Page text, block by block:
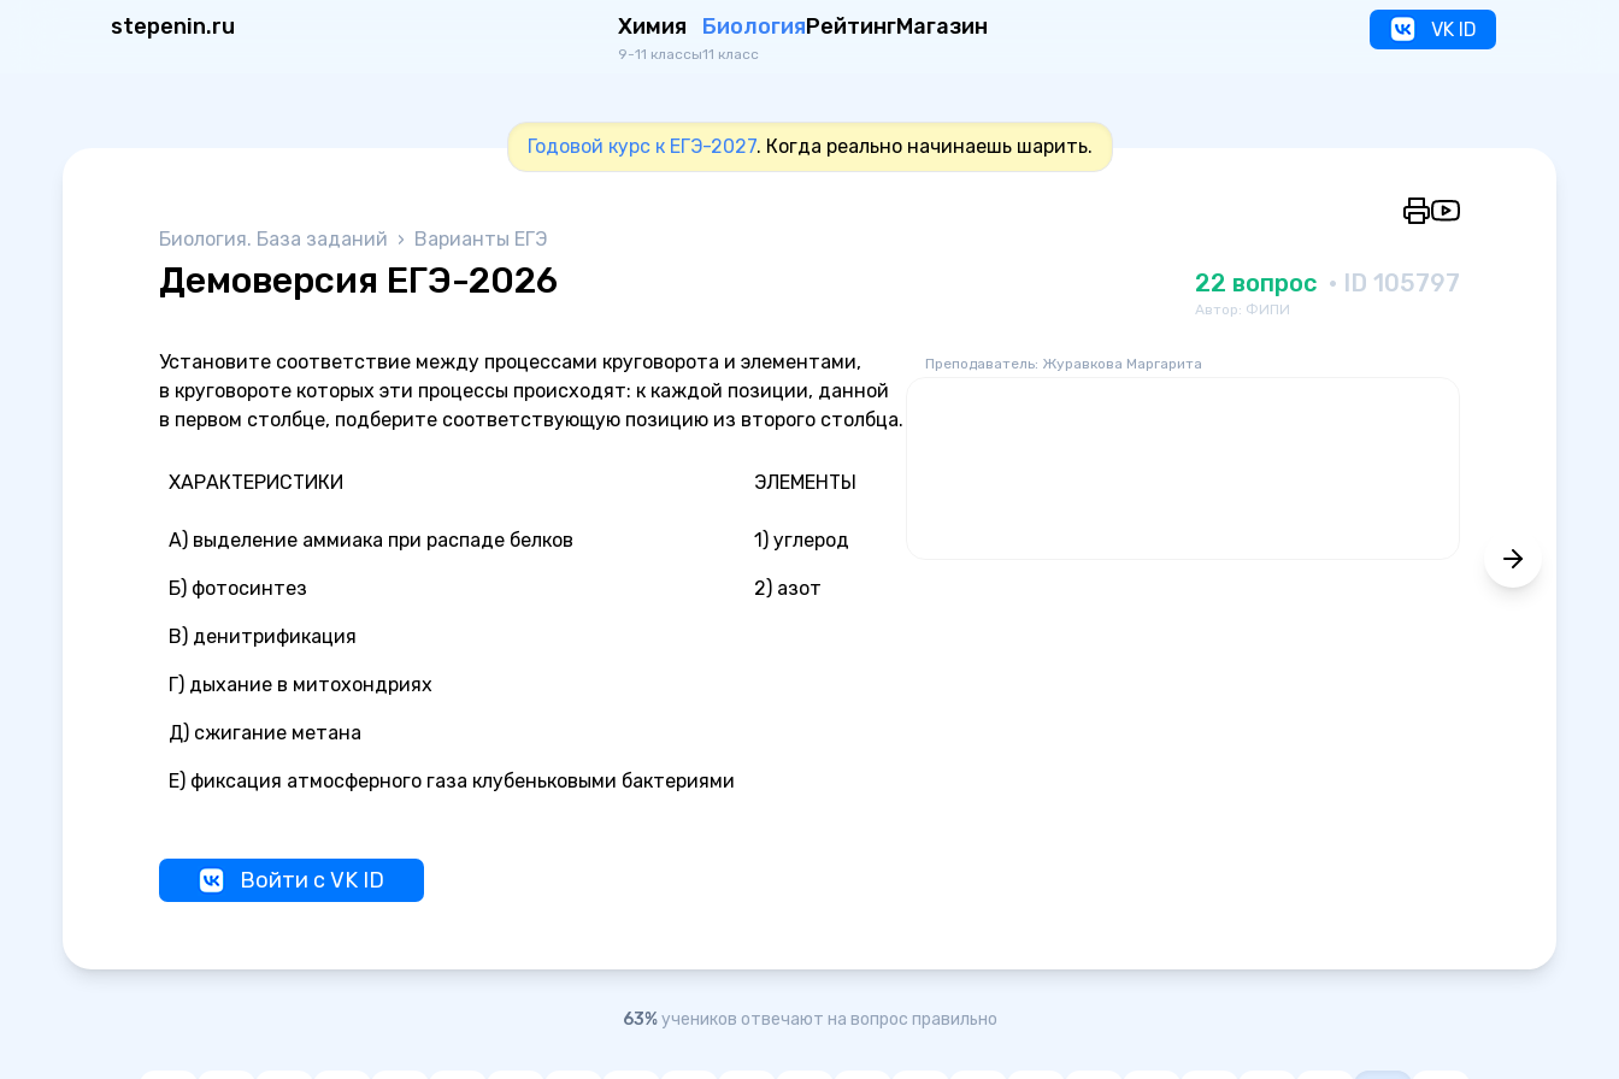
stepenin.ru Химия
9-11 классы
Биология
11 класс
РейтингМагазин VK ID
Годовой курс к ЕГЭ-2027. Когда реально начинаешь шарить.
Биология. База заданий › Варианты ЕГЭ
Демоверсия ЕГЭ-2026 22 вопрос · ID 105797
Автор: ФИПИ
Установите соответствие между процессами круговорота и элементами,
в круговороте которых эти процессы происходят: к каждой позиции, данной
в первом столбце, подберите соответствующую позицию из второго столбца.
ХАРАКТЕРИСТИКИ ЭЛЕМЕНТЫ
А) выделение аммиака при распаде белков
Б) фотосинтез
В) денитрификация
Г) дыхание в митохондриях
Д) сжигание метана
Е) фиксация атмосферного газа клубеньковыми бактериями
1) углерод
2) азот
Войти с VK ID
Преподаватель: Журавкова Маргарита
63%учеников отвечают на вопрос правильно